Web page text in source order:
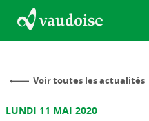
Voir toutes les actualités
LUNDI 11 MAI 2020